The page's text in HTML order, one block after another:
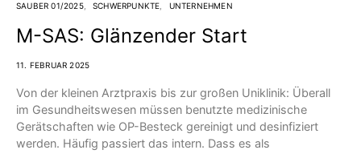
SAUBER 01/2025 SCHWERPUNKTE UNTERNEHMEN
M-SAS: Glänzender Start
11. FEBRUAR 2025
Von der kleinen Arztpraxis bis zur großen Uniklinik: Überall
im Gesundheitswesen müssen benutzte medizinische
Gerätschaften wie OP-Besteck gereinigt und desinfiziert
werden. Häufig passiert das intern. Dass es als